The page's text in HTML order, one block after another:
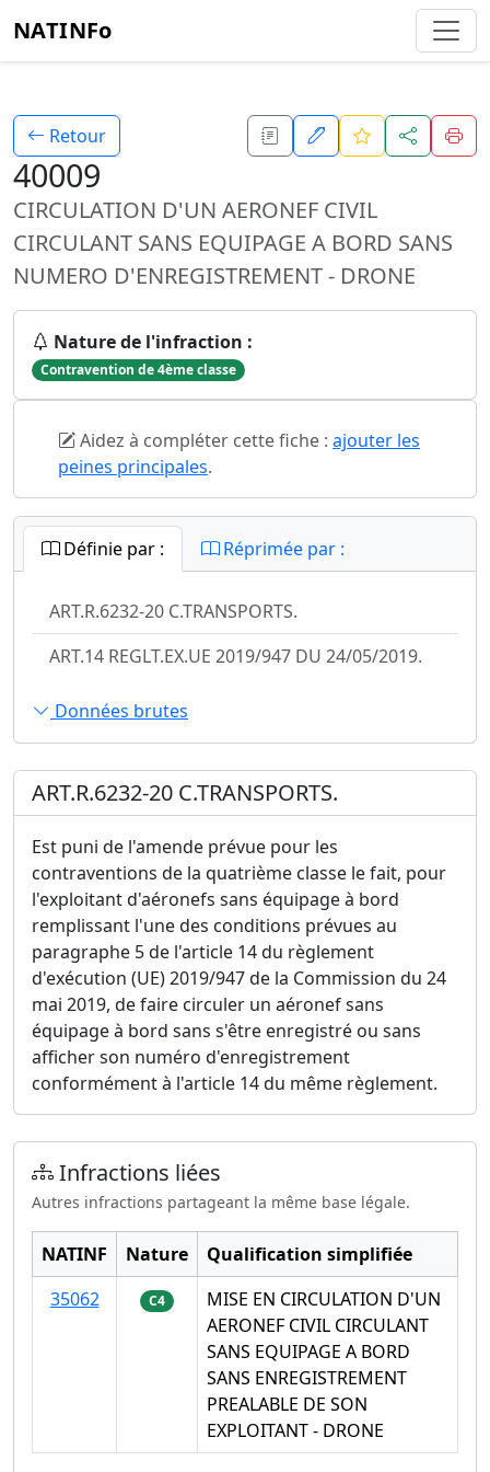
NATINFo
Retour
40009
CIRCULATION D'UN AERONEF CIVIL
CIRCULANT SANS EQUIPAGE A BORD SANS
NUMERO D'ENREGISTREMENT - DRONE
Nature de l'infraction :
Contravention de 4ème classe
Aidez à compléter cette fiche : ajouter les
peines principales.
Définie par : Réprimée par :
ART.R.6232-20 C.TRANSPORTS.
ART.14 REGLT.EX.UE 2019/947 DU 24/05/2019.
Données brutes
ART.R.6232-20 C.TRANSPORTS.
Est puni de l'amende prévue pour les
contraventions de la quatrième classe le fait, pour
l'exploitant d'aéronefs sans équipage à bord
remplissant l'une des conditions prévues au
paragraphe 5 de l'article 14 du règlement
d'exécution (UE) 2019/947 de la Commission du 24
mai 2019, de faire circuler un aéronef sans
équipage à bord sans s'être enregistré ou sans
afficher son numéro d'enregistrement
conformément à l'article 14 du même règlement.
Infractions liées
Autres infractions partageant la même base légale.
NATINF Nature
Qualification simplifiée
35062
C4
MISE EN CIRCULATION D'UN
AERONEF CIVIL CIRCULANT
SANS EQUIPAGE A BORD
SANS ENREGISTREMENT
PREALABLE DE SON
EXPLOITANT - DRONE